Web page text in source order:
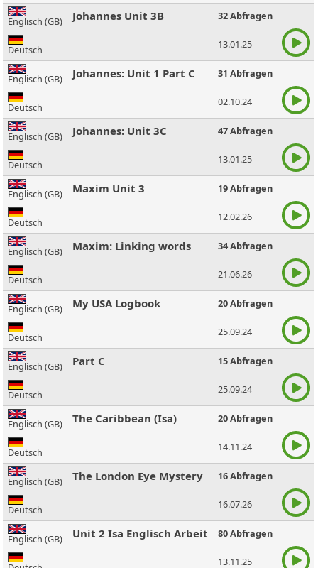
Englisch (GB) Johannes Unit 3B 32 Abfragen
Deutsch 13.01.25
Englisch (GB) Johannes: Unit 1 Part C 31 Abfragen
Deutsch 02.10.24
Englisch (GB) Johannes: Unit 3C 47 Abfragen
Deutsch 13.01.25
Englisch (GB) Maxim Unit 3 19 Abfragen
Deutsch 12.02.26
Englisch (GB) Maxim: Linking words 34 Abfragen
Deutsch 21.06.26
Englisch (GB) My USA Logbook 20 Abfragen
Deutsch 25.09.24
Englisch (GB) Part C 15 Abfragen
Deutsch 25.09.24
Englisch (GB) The Caribbean (Isa) 20 Abfragen
Deutsch 14.11.24
Englisch (GB) The London Eye Mystery 16 Abfragen
Deutsch 16.07.26
Englisch (GB) Unit 2 Isa Englisch Arbeit 80 Abfragen
13.11.25